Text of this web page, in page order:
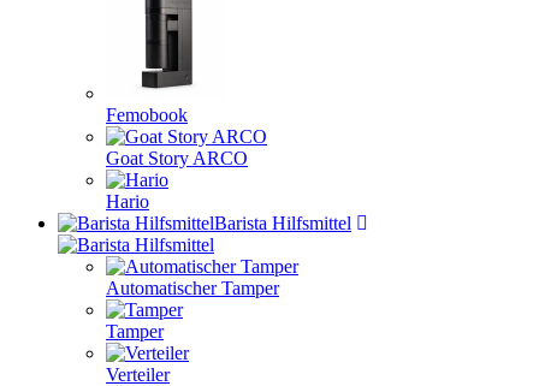
Femobook
Goat Story ARCO
Hario
Barista Hilfsmittel
Automatischer Tamper
Tamper
Verteiler